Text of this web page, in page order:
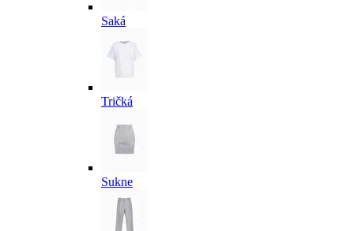
Saká
Tričká
Sukne